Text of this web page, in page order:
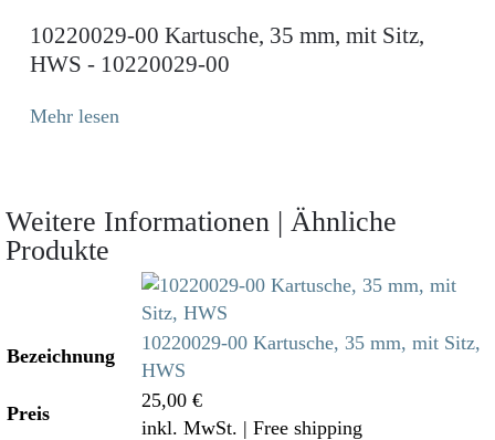
10220029-00 Kartusche, 35 mm, mit Sitz,
HWS - 10220029-00
Mehr lesen
Weitere Informationen | Ähnliche
Produkte
Bezeichnung
10220029-00 Kartusche, 35 mm, mit Sitz,
HWS
Preis
25,00 €
inkl. MwSt. | Free shipping